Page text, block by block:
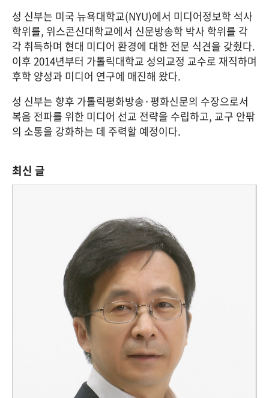
성 신부는 미국 뉴욕대학교(NYU)에서 미디어정보학 석사
학위를, 위스콘신대학교에서 신문방송학 박사 학위를 각
각 취득하며 현대 미디어 환경에 대한 전문 식견을 갖췄다.
이후 2014년부터 가톨릭대학교 성의교정 교수로 재직하며
후학 양성과 미디어 연구에 매진해 왔다.
성 신부는 향후 가톨릭평화방송·평화신문의 수장으로서
복음 전파를 위한 미디어 선교 전략을 수립하고, 교구 안팎
의 소통을 강화하는 데 주력할 예정이다.
최신 글